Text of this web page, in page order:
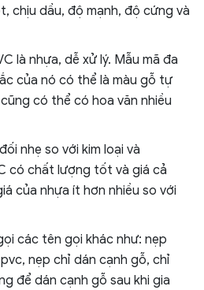
chịu dầu, độ mạnh, độ cứng và
là nhựa, dễ xử lý. Mẫu mã đa
của nó có thể là màu gỗ tự
có thể có hoa văn nhiều
nhẹ so với kim loại và
có chất lượng tốt và giá cả
của nhựa ít hơn nhiều so với
các tên gọi khác như: nẹp
nẹp chỉ dán cạnh gỗ, chỉ
để dán cạnh gỗ sau khi gia